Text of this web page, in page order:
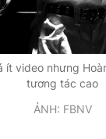
ít video nhưng
tương tác cao
ẢNH: FBNV